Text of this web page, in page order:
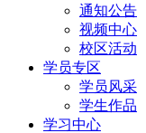
通知公告
视频中心
校区活动
学员专区
学员风采
学生作品
学习中心